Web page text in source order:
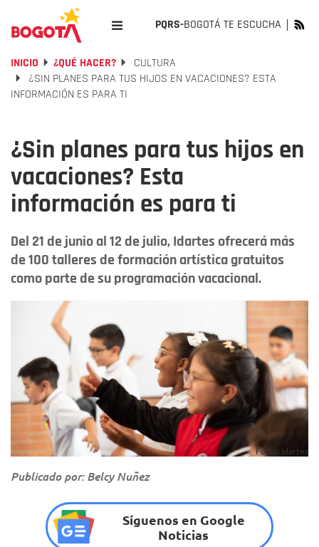
PQRS-BOGOTÁ TE ESCUCHA
INICIO ¿QUÉ HACER?
CULTURA
¿SIN PLANES PARA TUS HIJOS EN VACACIONES? ESTA
INFORMACIÓN ES PARA TI
¿Sin planes para tus hijos en
vacaciones? Esta
información es para ti
Del 21 de junio al 12 de julio, Idartes ofrecerá más
de 100 talleres de formación artística gratuitos
como parte de su programación vacacional.
Fotos: Idartes
Publicado por: Belcy Nuñez
Síguenos en Google
Noticias